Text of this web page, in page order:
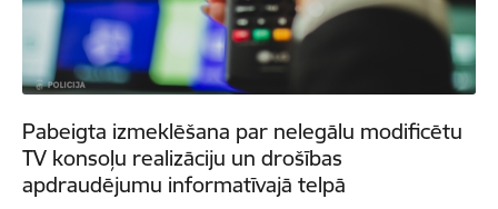
Pabeigta izmeklēšana par nelegālu modificētu
TV konsoļu realizāciju un drošības
apdraudējumu informatīvajā telpā